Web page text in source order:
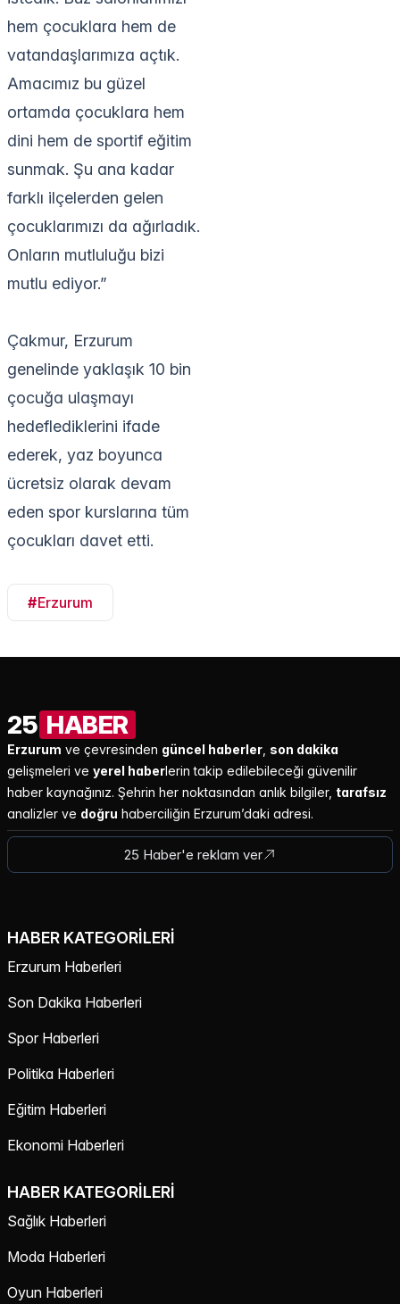
hem çocuklara hem de
vatandaşlarımıza açtık.
Amacımız bu güzel
ortamda çocuklara hem
dini hem de sportif eğitim
sunmak. Şu ana kadar
farklı ilçelerden gelen
çocuklarımızı da ağırladık.
Onların mutluluğu bizi
mutlu ediyor.”
Çakmur, Erzurum
genelinde yaklaşık 10 bin
çocuğa ulaşmayı
hedeflediklerini ifade
ederek, yaz boyunca
ücretsiz olarak devam
eden spor kurslarına tüm
çocukları davet etti.
#Erzurum
25 HABER
Erzurum ve çevresinden güncel haberler son dakika
gelişmeleri ve yerel haberlerin takip edilebileceği güvenilir
haber kaynağınız. Şehrin her noktasından anlık bilgiler, tarafsız
analizler ve doğru haberciliğin Erzurum’daki adresi.
25 Haber'e reklam ver
HABER KATEGORILERI
Erzurum Haberleri
Son Dakika Haberleri
Spor Haberleri
Politika Haberleri
Eğitim Haberleri
Ekonomi Haberleri
HABER KATEGORILERI
Sağlık Haberleri
Moda Haberleri
Oyun Haberleri